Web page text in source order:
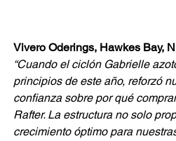
Vivero Oderings, Hawkes Bay,
“Cuando el ciclón Gabrielle
principios de este año, reforzó
confianza sobre por qué
Rafter. La estructura no solo
crecimiento óptimo para